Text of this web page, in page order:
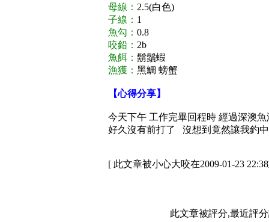
母線： 2.5(白色)
子線： 1
魚勾： 0.8
咬鉛： 2b
魚餌： 鬍鬚蝦
漁獲： 黑鯛 螃蟹
【心得分享】
今天下午 工作完畢回程時 經過深澳
好久沒有前打了 沒想到竟然讓我釣
[ 此文章被小心大咬在2009-01-23
此文章被評分,最近評